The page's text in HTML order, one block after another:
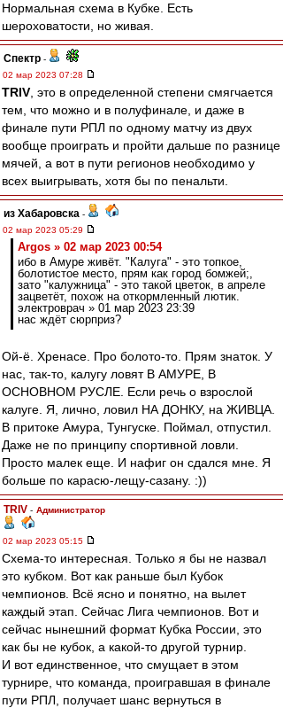
Нормальная схема в Кубке. Есть
шероховатости, но живая.
Спектр -
02 мар 2023 07:28
TRIV , это в определенной степени смягчается
тем, что можно и в полуфинале, и даже в
финале пути РПЛ по одному матчу из двух
вообще проиграть и пройти дальше по разнице
мячей, а вот в пути регионов необходимо у
всех выигрывать, хотя бы по пенальти.
из Хабаровска -
02 мар 2023 05:29
Argos » 02 мар 2023 00:54
ибо в Амуре живёт. "Калуга" - это топкое,
болотистое место, прям как город бомжей;,
зато "калужница" - это такой цветок, в апреле
зацветёт, похож на откормленный лютик.
электроврач » 01 мар 2023 23:39
нас ждёт сюрприз?
Ой-ё. Хренасе. Про болото-то. Прям знаток. У
нас, так-то, калугу ловят В АМУРЕ, В
ОСНОВНОМ РУСЛЕ. Если речь о взрослой
калуге. Я, лично, ловил НА ДОНКУ, на ЖИВЦА.
В притоке Амура, Тунгуске. Поймал, отпустил.
Даже не по принципу спортивной ловли.
Просто малек еще. И нафиг он сдался мне. Я
больше по карасю-лещу-сазану. :))
TRIV - Администратор
02 мар 2023 05:15
Схема-то интересная. Только я бы не назвал
это кубком. Вот как раньше был Кубок
чемпионов. Всё ясно и понятно, на вылет
каждый этап. Сейчас Лига чемпионов. Вот и
сейчас нынешний формат Кубка России, это
как бы не кубок, а какой-то другой турнир.
И вот единственное, что смущает в этом
турнире, что команда, проигравшая в финале
пути РПЛ, получает шанс вернуться в